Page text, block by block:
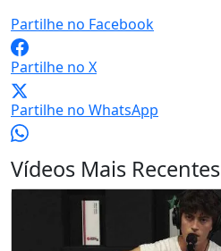
Partilhe no Facebook
Partilhe no X
Partilhe no WhatsApp
Vídeos Mais Recentes